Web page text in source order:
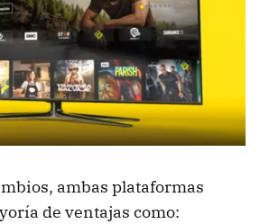
ambas plataformas
de ventajas como: